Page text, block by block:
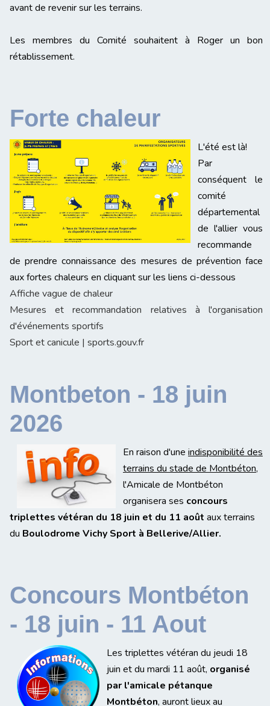
avant de revenir sur les terrains.
Les membres du Comité souhaitent à Roger un bon
rétablissement.
Forte chaleur
L'été est là!
Par
conséquent le
comité
départemental
de l'allier vous
recommande
de prendre connaissance des mesures de prévention face
aux fortes chaleurs en cliquant sur les liens ci-dessous
Affiche vague de chaleur
Mesures et recommandation relatives à l'organisation
d'événements sportifs
Sport et canicule | sports.gouv.fr
Montbeton - 18 juin
2026
En raison d'une indisponibilité des
terrains du stade de Montbéton,
l'Amicale de Montbéton
organisera ses concours
triplettes vétéran du 18 juin et du 11 août aux terrains
du Boulodrome Vichy Sport à Bellerive/Allier.
Concours Montbéton
- 18 juin - 11 Aout
Les triplettes vétéran du jeudi 18
juin et du mardi 11 août, organisé
par l'amicale pétanque
Montbéton, auront lieux au